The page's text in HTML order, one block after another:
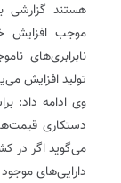
هستند گزارشی
موجب افزایش
نابرابری‌های
تولید افزایش
وی ادامه داد:
دستکاری
می‌گوید اگر در
دارایی‌های